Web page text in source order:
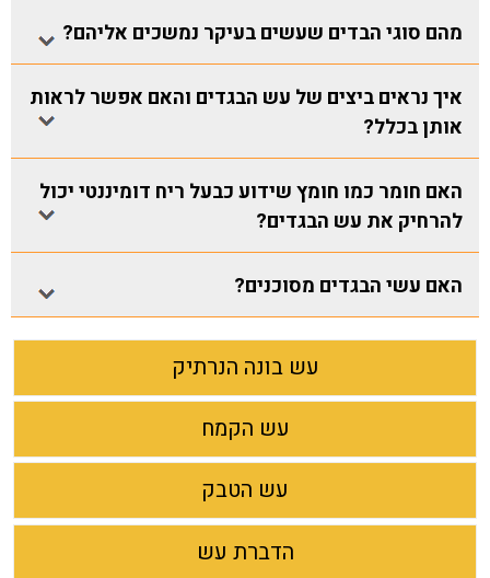
מהם סוגי הבדים שעשים בעיקר נמשכים אליהם?
איך נראים ביצים של עש הבגדים והאם אפשר לראות
אותן בכלל?
האם חומר כמו חומץ שידוע כבעל ריח דומיננטי יכול
להרחיק את עש הבגדים?
האם עשי הבגדים מסוכנים?
עש בונה הנרתיק
עש הקמח
עש הטבק
הדברת עש